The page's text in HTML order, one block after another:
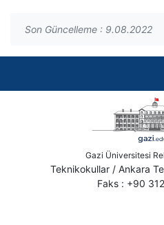
Son Güncelleme : 9.08.2022
Gazi Üniversitesi
Teknikokullar / Ankara
Faks : +90